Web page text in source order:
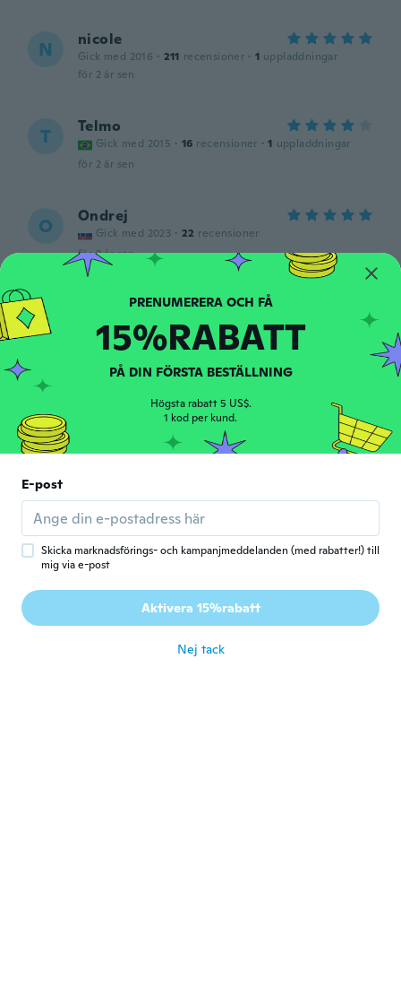
N nicole
Gick med 2016 · 211 recensioner · 1 uppladdningar
för 2 år sen
T Telmo
Gick med 2015 · 16 recensioner · 1 uppladdningar
för 2 år sen
O Ondrej
Gick med 2023 · 22 recensioner
för 2 år sen
N Gick med 2018 · 66 recensioner · 53 uppladdningar
för 2 år sen
V
recensioner
för 2 år sen
F Fernandoo
Gick med 2020 · 14 recensioner
Martin
Gick med 2016 · 122 recensioner
PRENUMERERA OCH FÅ
15%RABATT
PÅ DIN FÖRSTA BESTÄLLNING
Högsta rabatt 5 US$.
1 kod per kund.
E-post
Skicka marknadsförings- och kampanjmeddelanden (med rabatter!) till
mig via e-post
Aktivera 15%rabatt
Nej tack